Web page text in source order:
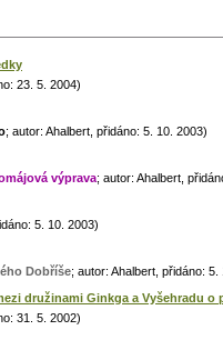
23. 5. 2004)
; autor: Ahalbert, přidáno: 5. 10. 2003)
výprava; autor: Ahalbert,
5. 10. 2003)
Dobříše; autor: Ahalbert, přidáno: 5.
družinami Ginkga a Vyšehradu o
31. 5. 2002)